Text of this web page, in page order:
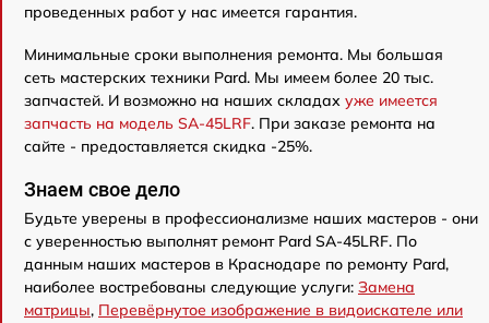
проведенных работ у нас имеется гарантия.
Минимальные сроки выполнения ремонта. Мы большая
сеть мастерских техники Pard. Мы имеем более 20 тыс.
запчастей. И возможно на наших складах уже имеется
запчасть на модель SA-45LRF. При заказе ремонта на
сайте - предоставляется скидка -25%.
Знаем свое дело
Будьте уверены в профессионализме наших мастеров - они
с уверенностью выполнят ремонт Pard SA-45LRF. По
данным наших мастеров в Краснодаре по ремонту Pard,
наиболее востребованы следующие услуги: Замена
матрицы, Перевёрнутое изображение в видоискателе или